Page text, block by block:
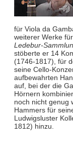
für Viola da
weiterer Werke
Ledebur-
stöberte er 14
(1746-1817), für
seine Cello-
aufbewahrten
auf, bei der die
Hörnern
noch nicht genug
Hammers für
Ludwigsluster
1812) hinzu.